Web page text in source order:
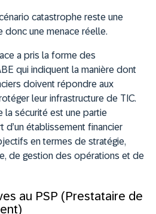
catastrophe reste une
une menace réelle.
a pris la forme des
qui indiquent la manière dont
doivent répondre aux
leur infrastructure de TIC.
la sécurité est une partie
établissement financier
en termes de stratégie,
de gestion des opérations et de
au PSP (Prestataire de